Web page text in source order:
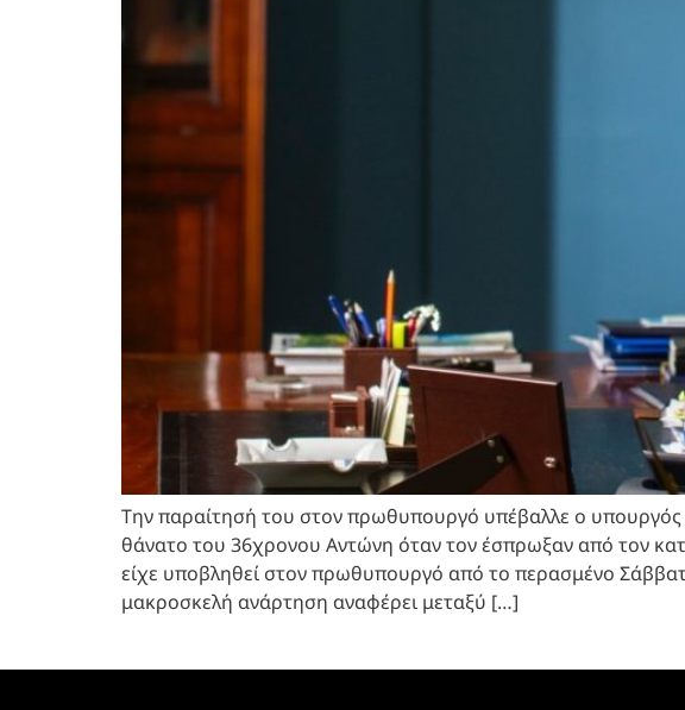
Την παραίτησή του στον πρωθυπουργό υπέβαλλε ο
θάνατο του 36χρονου Αντώνη όταν τον έσπρωξαν από τον
είχε υποβληθεί στον πρωθυπουργό από το περασμένο
μακροσκελή ανάρτηση αναφέρει μεταξύ […]